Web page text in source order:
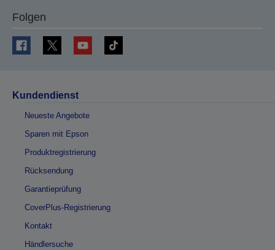
Folgen
Kundendienst
Neueste Angebote
Sparen mit Epson
Produktregistrierung
Rücksendung
Garantieprüfung
CoverPlus-Registrierung
Kontakt
Händlersuche